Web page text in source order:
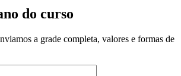
do curso
a grade completa, valores e formas de